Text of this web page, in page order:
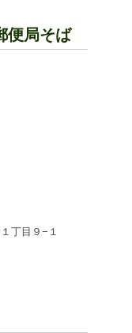
便局そば
丁目９−１